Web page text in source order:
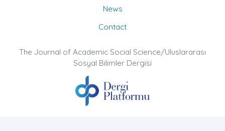
News
Contact
The Journal of Academic Social Science/Uluslararası
Sosyal Bilimler Dergisi